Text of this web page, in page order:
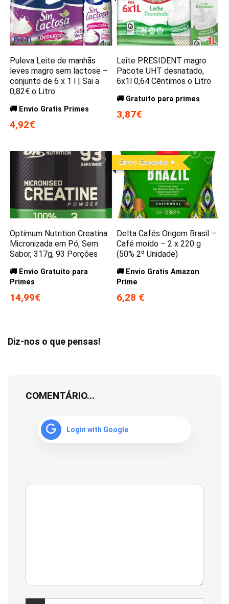
Puleva Leite de manhãs
leves magro sem lactose –
conjunto de 6 x 1 l | Sai a
0,82€ o Litro
🚚 Envio Gratis Primes
4,92€
Leite PRESIDENT magro
Pacote UHT desnatado,
6x1l 0,64 Cêntimos o Litro
🚚 Gratuito para primes
3,87€
Optimum Nutrition Creatina
Micronizada em Pó, Sem
Sabor, 317g, 93 Porções
🚚 Envio Gratuito para
Primes
14,99€
Envio Espanha
Delta Cafés Origem Brasil –
Café moído – 2 x 220 g
(50% 2º Unidade)
🚚 Envio Gratis Amazon
Prime
6,28 €
Diz-nos o que pensas!
COMENTÁRIO...
Login with Google